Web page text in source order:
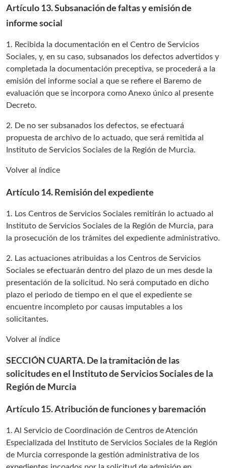
Artículo 13. Subsanación de faltas y emisión de
informe social
1. Recibida la documentación en el Centro de Servicios
Sociales, y, en su caso, subsanados los defectos advertidos y
completada la documentación preceptiva, se procederá a la
emisión del informe social a que se refiere el Baremo de
evaluación que se incorpora como Anexo único al presente
Decreto.
2. De no ser subsanados los defectos, se efectuará
propuesta de archivo de lo actuado, que será remitida al
Instituto de Servicios Sociales de la Región de Murcia.
Volver al índice
Artículo 14. Remisión del expediente
1. Los Centros de Servicios Sociales remitirán lo actuado al
Instituto de Servicios Sociales de la Región de Murcia, para
la prosecución de los trámites del expediente administrativo.
2. Las actuaciones atribuidas a los Centros de Servicios
Sociales se efectuarán dentro del plazo de un mes desde la
presentación de la solicitud. No será computado en dicho
plazo el periodo de tiempo en el que el expediente se
encuentre incompleto por causas imputables a los
solicitantes.
Volver al índice
SECCIÓN CUARTA. De la tramitación de las
solicitudes en el Instituto de Servicios Sociales de la
Región de Murcia
Artículo 15. Atribución de funciones y baremación
1. Al Servicio de Coordinación de Centros de Atención
Especializada del Instituto de Servicios Sociales de la Región
de Murcia corresponde la gestión administrativa de los